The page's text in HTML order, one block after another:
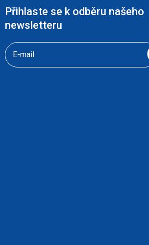
Přihlaste se k odběru našeho
newsletteru